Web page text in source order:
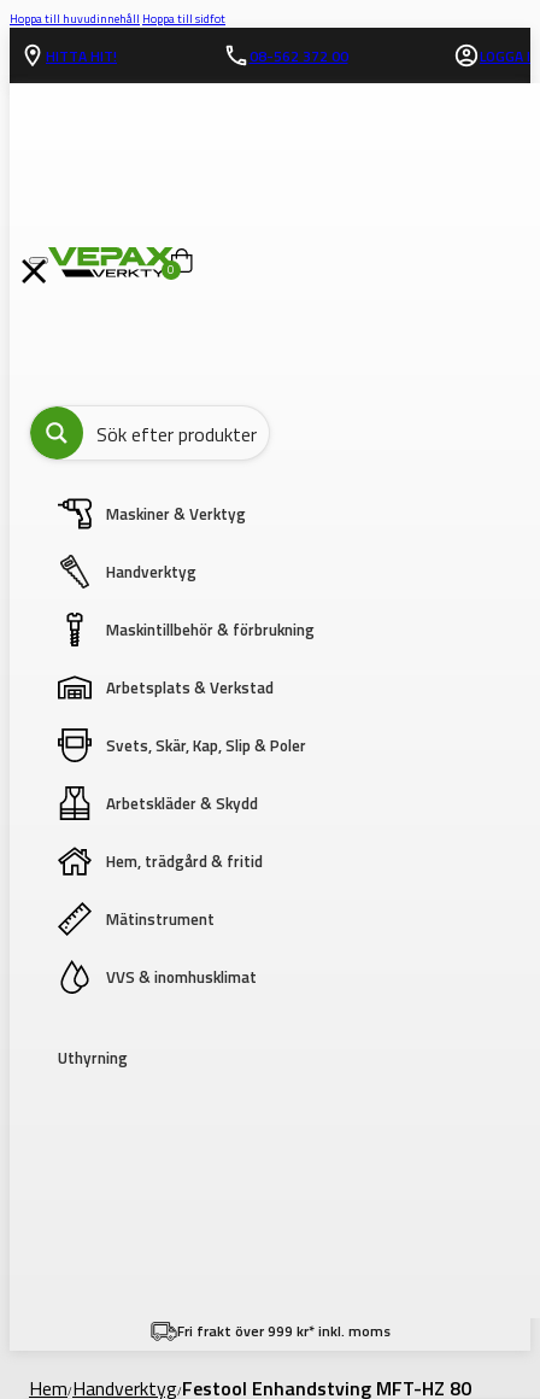
Hoppa till huvudinnehåll Hoppa till sidfot
HITTA HIT! 08-562 372 00 LOGGA IN
0
Maskiner & Verktyg
Handverktyg
Maskintillbehör & förbrukning
Arbetsplats & Verkstad
Svets, Skär, Kap, Slip & Poler
Arbetskläder & Skydd
Hem, trädgård & fritid
Mätinstrument
VVS & inomhusklimat
Uthyrning
Fri frakt över 999 kr* inkl. moms
Hem/Handverktyg/Festool Enhandstving MFT-HZ 80